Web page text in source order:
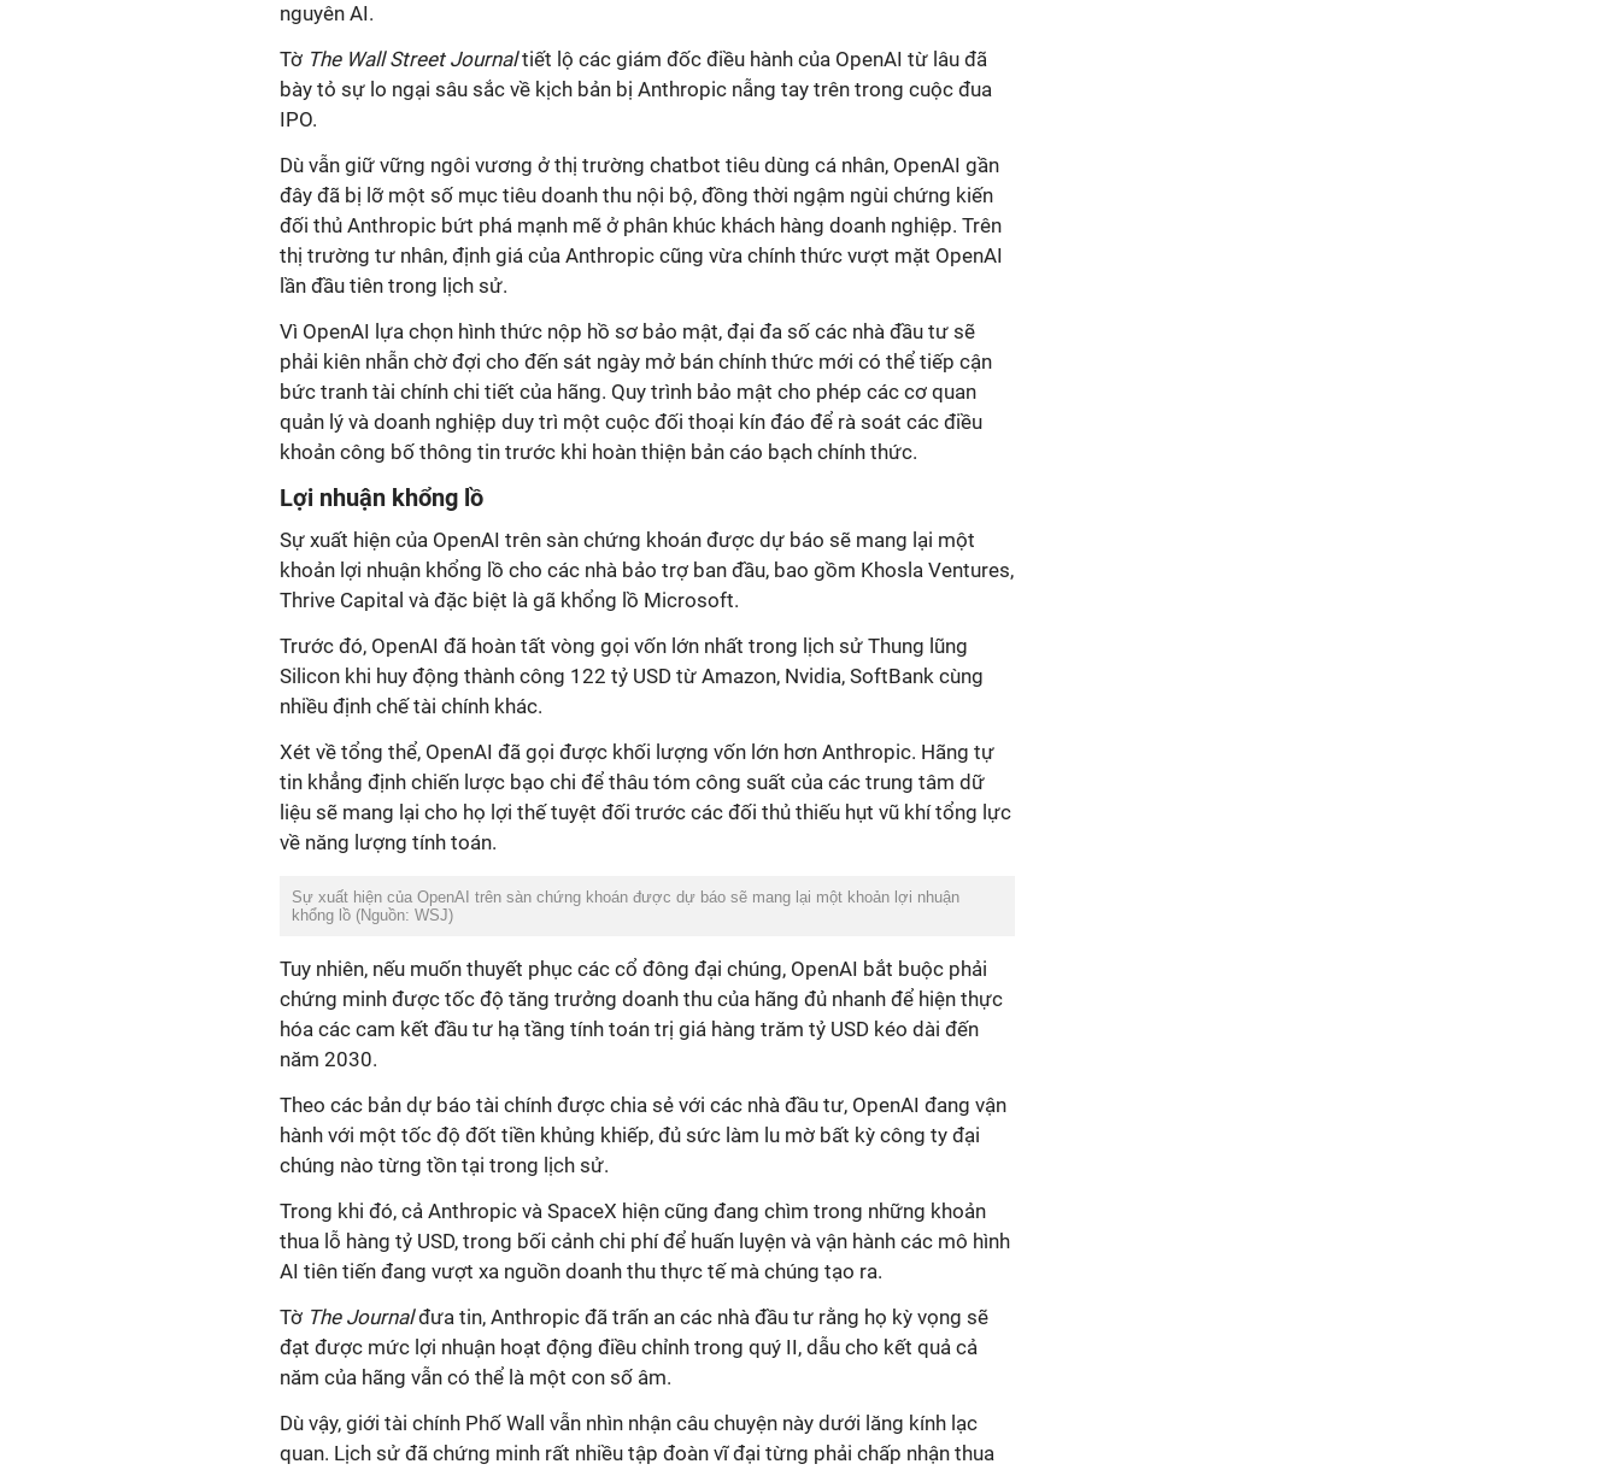
nguyên AI.
Tờ The Wall Street Journaltiết lộ các giám đốc điều hành của OpenAI từ lâu đã
bày tỏ sự lo ngại sâu sắc về kịch bản bị Anthropic nẫng tay trên trong cuộc đua
IPO.
Dù vẫn giữ vững ngôi vương ở thị trường chatbot tiêu dùng cá nhân, OpenAI gần
đây đã bị lỡ một số mục tiêu doanh thu nội bộ, đồng thời ngậm ngùi chứng kiến
đối thủ Anthropic bứt phá mạnh mẽ ở phân khúc khách hàng doanh nghiệp. Trên
thị trường tư nhân, định giá của Anthropic cũng vừa chính thức vượt mặt OpenAI
lần đầu tiên trong lịch sử.
Vì OpenAI lựa chọn hình thức nộp hồ sơ bảo mật, đại đa số các nhà đầu tư sẽ
phải kiên nhẫn chờ đợi cho đến sát ngày mở bán chính thức mới có thể tiếp cận
bức tranh tài chính chi tiết của hãng. Quy trình bảo mật cho phép các cơ quan
quản lý và doanh nghiệp duy trì một cuộc đối thoại kín đáo để rà soát các điều
khoản công bố thông tin trước khi hoàn thiện bản cáo bạch chính thức.
Lợi nhuận khổng lồ
Sự xuất hiện của OpenAI trên sàn chứng khoán được dự báo sẽ mang lại một
khoản lợi nhuận khổng lồ cho các nhà bảo trợ ban đầu, bao gồm Khosla Ventures,
Thrive Capital và đặc biệt là gã khổng lồ Microsoft.
Trước đó, OpenAI đã hoàn tất vòng gọi vốn lớn nhất trong lịch sử Thung lũng
Silicon khi huy động thành công 122 tỷ USD từ Amazon, Nvidia, SoftBank cùng
nhiều định chế tài chính khác.
Xét về tổng thể, OpenAI đã gọi được khối lượng vốn lớn hơn Anthropic. Hãng tự
tin khẳng định chiến lược bạo chi để thâu tóm công suất của các trung tâm dữ
liệu sẽ mang lại cho họ lợi thế tuyệt đối trước các đối thủ thiếu hụt vũ khí tổng lực
về năng lượng tính toán.
Sự xuất hiện của OpenAI trên sàn chứng khoán được dự báo sẽ mang lại một khoản lợi nhuận
khổng lồ (Nguồn: WSJ)
Tuy nhiên, nếu muốn thuyết phục các cổ đông đại chúng, OpenAI bắt buộc phải
chứng minh được tốc độ tăng trưởng doanh thu của hãng đủ nhanh để hiện thực
hóa các cam kết đầu tư hạ tầng tính toán trị giá hàng trăm tỷ USD kéo dài đến
năm 2030.
Theo các bản dự báo tài chính được chia sẻ với các nhà đầu tư, OpenAI đang vận
hành với một tốc độ đốt tiền khủng khiếp, đủ sức làm lu mờ bất kỳ công ty đại
chúng nào từng tồn tại trong lịch sử.
Trong khi đó, cả Anthropic và SpaceX hiện cũng đang chìm trong những khoản
thua lỗ hàng tỷ USD, trong bối cảnh chi phí để huấn luyện và vận hành các mô hình
AI tiên tiến đang vượt xa nguồn doanh thu thực tế mà chúng tạo ra.
Tờ The Journalđưa tin, Anthropic đã trấn an các nhà đầu tư rằng họ kỳ vọng sẽ
đạt được mức lợi nhuận hoạt động điều chỉnh trong quý II, dẫu cho kết quả cả
năm của hãng vẫn có thể là một con số âm.
Dù vậy, giới tài chính Phố Wall vẫn nhìn nhận câu chuyện này dưới lăng kính lạc
quan. Lịch sử đã chứng minh rất nhiều tập đoàn vĩ đại từng phải chấp nhận thua